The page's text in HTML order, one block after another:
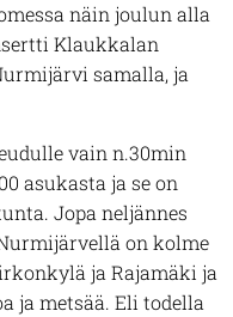
näin joulun alla
Klaukkalan
samalla, ja
vain n.30min
asukasta ja se on
Jopa neljännes
on kolme
ja Rajamäki ja
ja metsää. Eli todella